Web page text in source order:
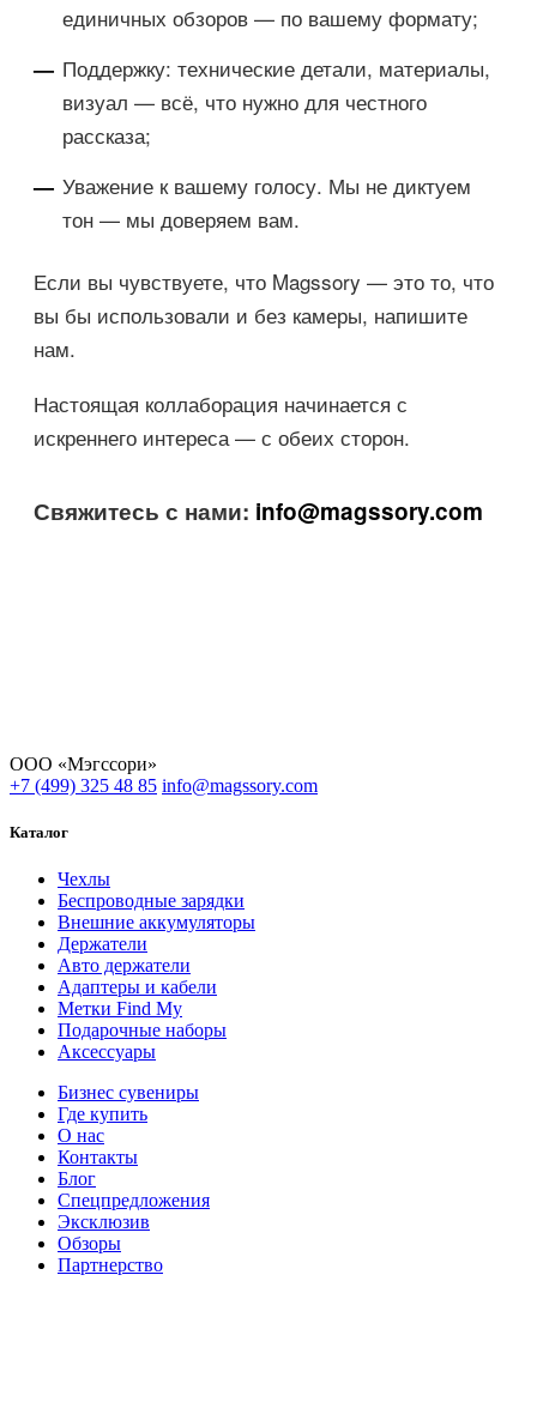
единичных обзоров — по вашему формату;
Поддержку: технические детали, материалы,
визуал — всё, что нужно для честного
рассказа;
Уважение к вашему голосу. Мы не диктуем
тон — мы доверяем вам.
Если вы чувствуете, что Magssory — это то, что
вы бы использовали и без камеры, напишите
нам.
Настоящая коллаборация начинается с
искреннего интереса — с обеих сторон.
Свяжитесь с нами: info@magssory.com
ООО «Мэгссори»
+7 (499) 325 48 85 info@magssory.com
Каталог
Чехлы
Беспроводные зарядки
Внешние аккумуляторы
Держатели
Авто держатели
Адаптеры и кабели
Метки Find My
Подарочные наборы
Аксессуары
Бизнес сувениры
Где купить
О нас
Контакты
Блог
Спецпредложения
Эксклюзив
Обзоры
Партнерство